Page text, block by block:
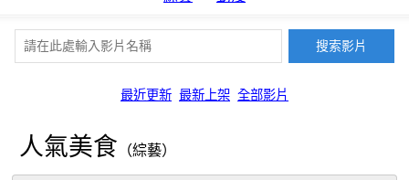
最近更新 最新上架 全部影片
人氣美食 （綜藝）